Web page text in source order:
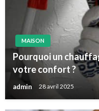
MAISON
Pourquoi un
votre confort ?
admin 28 avril 2025